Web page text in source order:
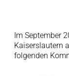
Im September
Kaiserslautern
folgenden